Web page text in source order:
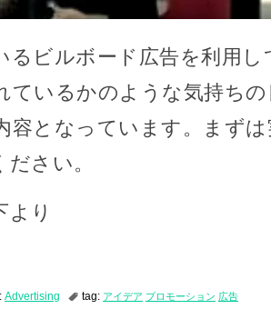
るビルボード広告を利用
ているかのような気持ち
容となっています。まず
さい。
より
Advertising tag: アイデア プロモーション 広告